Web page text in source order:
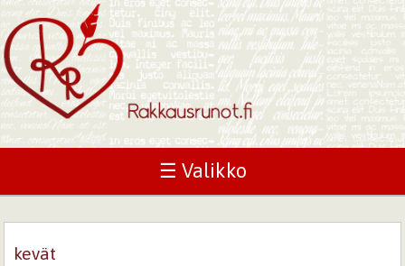
☰ Valikko
kevät